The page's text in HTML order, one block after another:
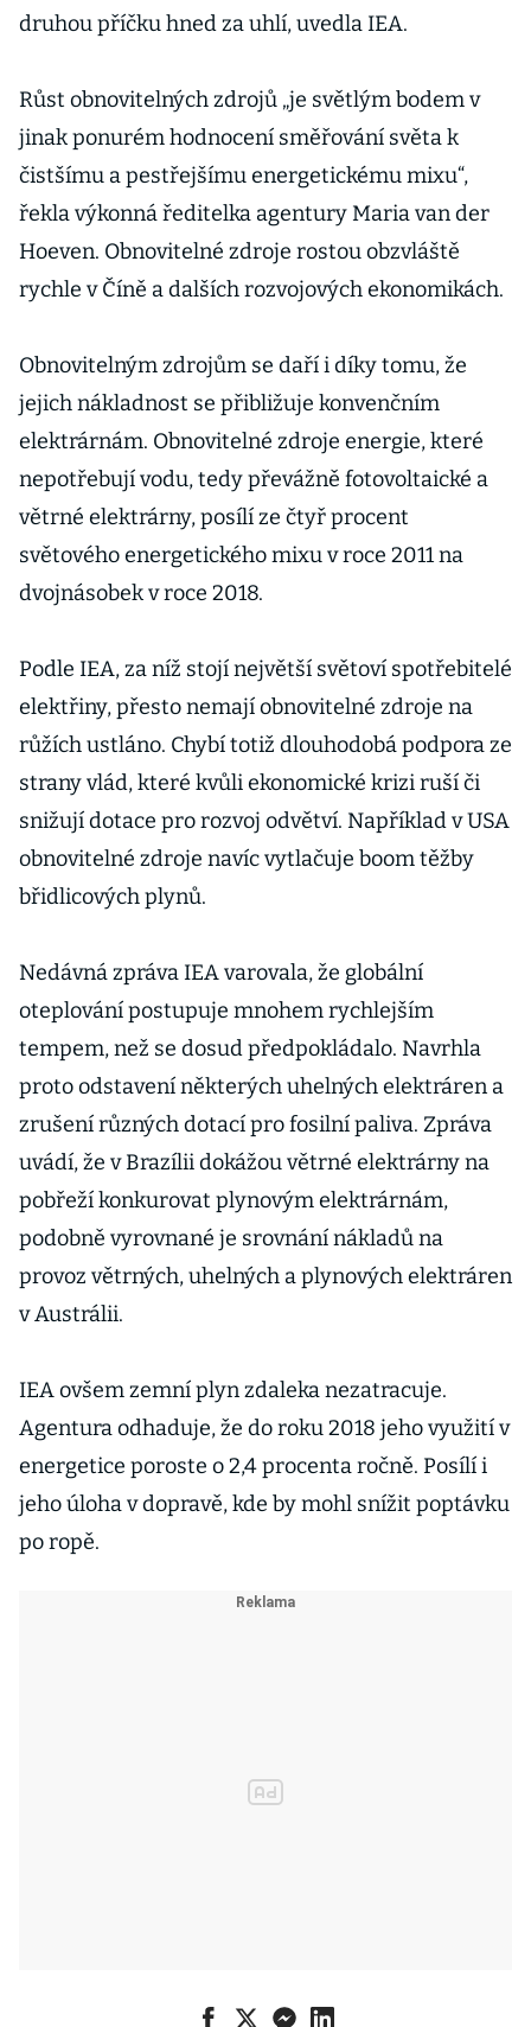
druhou příčku hned za uhlí, uvedla IEA.
Růst obnovitelných zdrojů „je světlým bodem v
jinak ponurém hodnocení směřování světa k
čistšímu a pestřejšímu energetickému mixu“,
řekla výkonná ředitelka agentury Maria van der
Hoeven. Obnovitelné zdroje rostou obzvláště
rychle v Číně a dalších rozvojových ekonomikách.
Obnovitelným zdrojům se daří i díky tomu, že
jejich nákladnost se přibližuje konvenčním
elektrárnám. Obnovitelné zdroje energie, které
nepotřebují vodu, tedy převážně fotovoltaické a
větrné elektrárny, posílí ze čtyř procent
světového energetického mixu v roce 2011 na
dvojnásobek v roce 2018.
Podle IEA, za níž stojí největší světoví spotřebitelé
elektřiny, přesto nemají obnovitelné zdroje na
růžích ustláno. Chybí totiž dlouhodobá podpora ze
strany vlád, které kvůli ekonomické krizi ruší či
snižují dotace pro rozvoj odvětví. Například v USA
obnovitelné zdroje navíc vytlačuje boom těžby
břidlicových plynů.
Nedávná zpráva IEA varovala, že globální
oteplování postupuje mnohem rychlejším
tempem, než se dosud předpokládalo. Navrhla
proto odstavení některých uhelných elektráren a
zrušení různých dotací pro fosilní paliva. Zpráva
uvádí, že v Brazílii dokážou větrné elektrárny na
pobřeží konkurovat plynovým elektrárnám,
podobně vyrovnané je srovnání nákladů na
provoz větrných, uhelných a plynových elektráren
v Austrálii.
IEA ovšem zemní plyn zdaleka nezatracuje.
Agentura odhaduje, že do roku 2018 jeho využití v
energetice poroste o 2,4 procenta ročně. Posílí i
jeho úloha v dopravě, kde by mohl snížit poptávku
po ropě.